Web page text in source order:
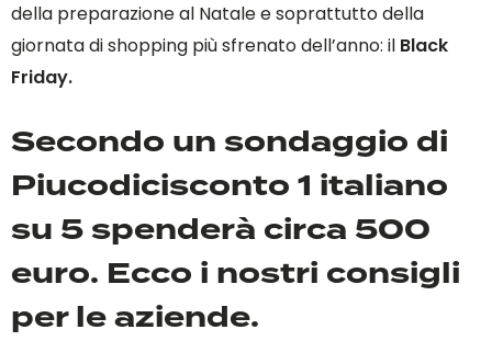
della preparazione al Natale e soprattutto della
giornata di shopping più sfrenato dell’anno: il Black
Friday.
Secondo un sondaggio di
Piucodicisconto 1 italiano
su 5 spenderà circa 500
euro. Ecco i nostri consigli
per le aziende.